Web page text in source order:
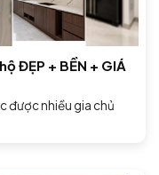
ĐẸP + BỀN + GIÁ
được nhiều gia chủ